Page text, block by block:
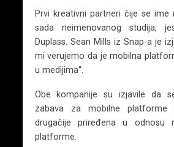
Prvi kreativni partneri čije se ime
sada neimenovanog studija,
Duplass. Sean Mills iz Snap-a je
mi verujemo da je mobilna
u medijima“.
Obe kompanije su izjavile da
zabava za mobilne
drugačije priređena u odnosu
platforme.